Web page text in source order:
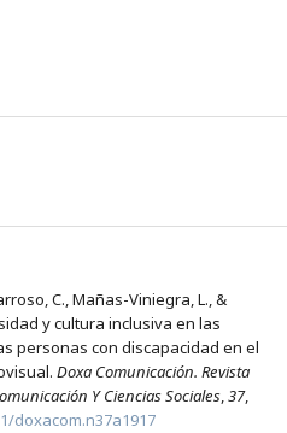
C., Mañas-Viniegra, L., &
y cultura inclusiva en las
personas con discapacidad en el
Doxa Comunicación. Revista
Y Ciencias Sociales,37,
doxacom.n37a1917